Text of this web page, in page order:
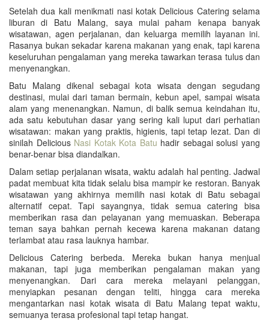
Setelah dua kali menikmati nasi kotak Delicious Catering selama
liburan di Batu Malang, saya mulai paham kenapa banyak
wisatawan, agen perjalanan, dan keluarga memilih layanan ini.
Rasanya bukan sekadar karena makanan yang enak, tapi karena
keseluruhan pengalaman yang mereka tawarkan terasa tulus dan
menyenangkan.
Batu Malang dikenal sebagai kota wisata dengan segudang
destinasi, mulai dari taman bermain, kebun apel, sampai wisata
alam yang menenangkan. Namun, di balik semua keindahan itu,
ada satu kebutuhan dasar yang sering kali luput dari perhatian
wisatawan: makan yang praktis, higienis, tapi tetap lezat. Dan di
sinilah Delicious Nasi Kotak Kota Batu hadir sebagai solusi yang
benar-benar bisa diandalkan.
Dalam setiap perjalanan wisata, waktu adalah hal penting. Jadwal
padat membuat kita tidak selalu bisa mampir ke restoran. Banyak
wisatawan yang akhirnya memilih nasi kotak di Batu sebagai
alternatif cepat. Tapi sayangnya, tidak semua catering bisa
memberikan rasa dan pelayanan yang memuaskan. Beberapa
teman saya bahkan pernah kecewa karena makanan datang
terlambat atau rasa lauknya hambar.
Delicious Catering berbeda. Mereka bukan hanya menjual
makanan, tapi juga memberikan pengalaman makan yang
menyenangkan. Dari cara mereka melayani pelanggan,
menyiapkan pesanan dengan teliti, hingga cara mereka
mengantarkan nasi kotak wisata di Batu Malang tepat waktu,
semuanya terasa profesional tapi tetap hangat.